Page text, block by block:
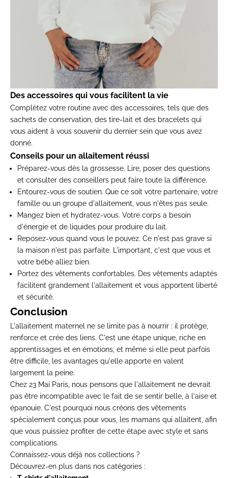
Des accessoires qui vous facilitent la vie
Complétez votre routine avec des accessoires , tels que des
sachets de conservation, des tire-lait et des bracelets qui
vous aident à vous souvenir du dernier sein que vous avez
donné.
Conseils pour un allaitement réussi
Préparez-vous dès la grossesse. Lire, poser des questions
et consulter des conseillers peut faire toute la différence.
Entourez-vous de soutien. Que ce soit votre partenaire, votre
famille ou un groupe d'allaitement, vous n'êtes pas seule.
Mangez bien et hydratez-vous. Votre corps a besoin
d'énergie et de liquides pour produire du lait.
Reposez-vous quand vous le pouvez. Ce n'est pas grave si
la maison n'est pas parfaite. L'important, c'est que vous et
votre bébé alliez bien.
Portez des vêtements confortables. Des vêtements adaptés
facilitent grandement l'allaitement et vous apportent liberté
et sécurité.
Conclusion
L'allaitement maternel ne se limite pas à nourrir : il protège,
renforce et crée des liens. C'est une étape unique, riche en
apprentissages et en émotions, et même si elle peut parfois
être difficile, les avantages qu'elle apporte en valent
largement la peine.
Chez 23 Mai Paris , nous pensons que l'allaitement ne devrait
pas être incompatible avec le fait de se sentir belle, à l'aise et
épanouie. C'est pourquoi nous créons des vêtements
spécialement conçus pour vous, les mamans qui allaitent, afin
que vous puissiez profiter de cette étape avec style et sans
complications.
Connaissez-vous déjà nos collections ?
Découvrez-en plus dans nos catégories :